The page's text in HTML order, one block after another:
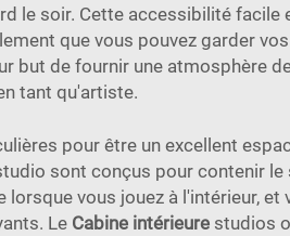
le soir. Cette accessibilité
que vous pouvez garder
but de fournir une atmosphère
tant qu'artiste.
pour être un excellent
sont conçus pour contenir
vous jouez à l'intérieur,
Le Cabine intérieure studios